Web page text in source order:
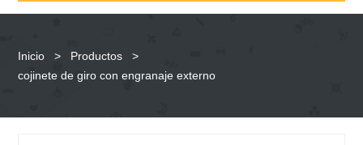
Inicio > Productos
>
cojinete de giro con engranaje externo